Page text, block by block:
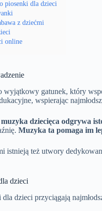
piosenki dla dzieci
z dziećmi
online
wyjątkowy gatunek, który
wspierając
muzyka dziecięca odgrywa
Muzyka ta pomaga im
istnieją też utwory
dzieci
dzieci przyciągają